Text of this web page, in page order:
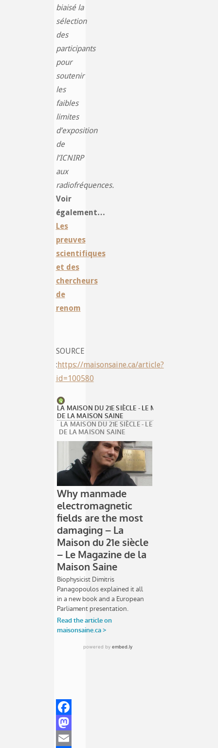
biaisé la
sélection
des
participants
pour
soutenir
les
faibles
limites
d’exposition
de
l’ICNIRP
aux
radiofréquences.
Voir
également…
Les
preuves
scientifiques
et des
chercheurs
de
renom
SOURCE
:https://maisonsaine.ca/article?
id=100580
Facebook
Mastodon